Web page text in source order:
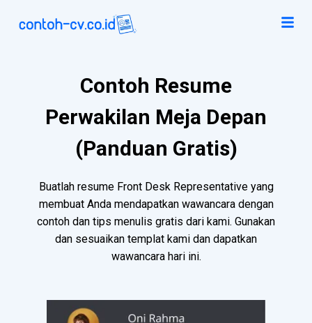
Contoh Resume
Perwakilan Meja Depan
(Panduan Gratis)
Buatlah resume Front Desk Representative yang
membuat Anda mendapatkan wawancara dengan
contoh dan tips menulis gratis dari kami. Gunakan
dan sesuaikan templat kami dan dapatkan
wawancara hari ini.